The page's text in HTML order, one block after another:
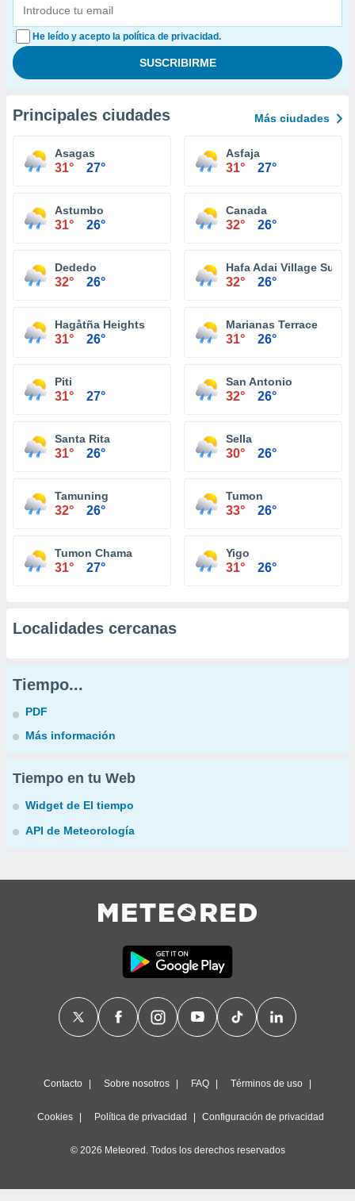
He leído y acepto la política de privacidad.
Principales ciudades Más ciudades
Asagas
31° 27°
Asfaja
31° 27°
Astumbo
31° 26°
Canada
32° 26°
Dededo
32° 26°
Hafa Adai Village
32° 26°
Hagåtña Heights
31° 26°
Marianas Terrace
31° 26°
Piti
31° 27°
San Antonio
32° 26°
Santa Rita
31° 26°
Sella
30° 26°
Tamuning
32° 26°
Tumon
33° 26°
Tumon Chama
31° 27°
Yigo
31° 26°
Localidades cercanas
Tiempo...
PDF
Más información
Tiempo en tu Web
Widget de El tiempo
API de Meteorología
Contacto Sobre nosotros FAQ Términos de uso
Cookies Política de privacidad Configuración de privacidad
© 2026 Meteored. Todos los derechos reservados